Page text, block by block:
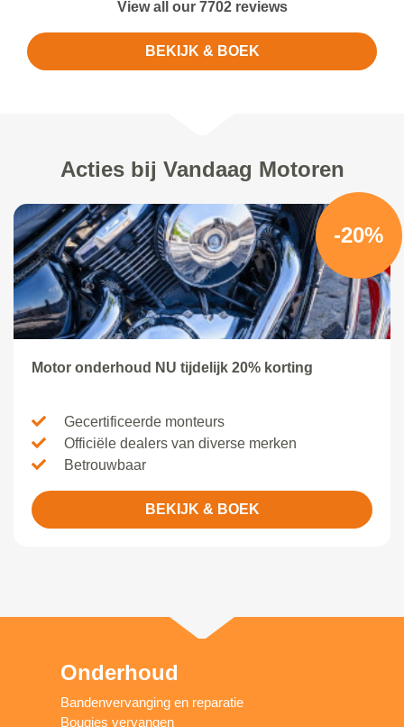
View all our 7702 reviews
BEKIJK & BOEK
Acties bij Vandaag Motoren
-20%
Motor onderhoud NU tijdelijk 20% korting
Gecertificeerde monteurs
Officiële dealers van diverse merken
Betrouwbaar
BEKIJK & BOEK
Onderhoud
Bandenvervanging en reparatie
Bougies vervangen